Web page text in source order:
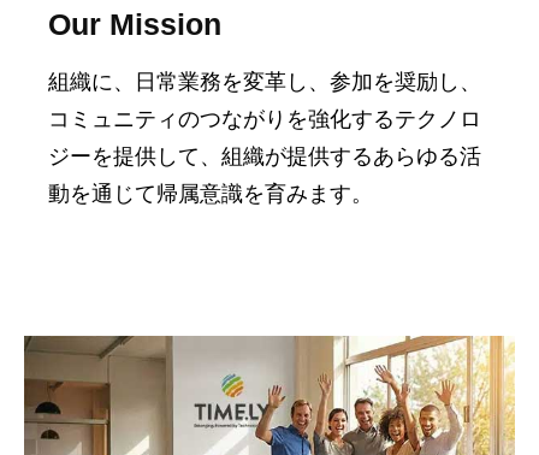
Our Mission
組織に、日常業務を変革し、参加を奨励し、
コミュニティのつながりを強化するテクノロ
ジーを提供して、組織が提供するあらゆる活
動を通じて帰属意識を育みます。